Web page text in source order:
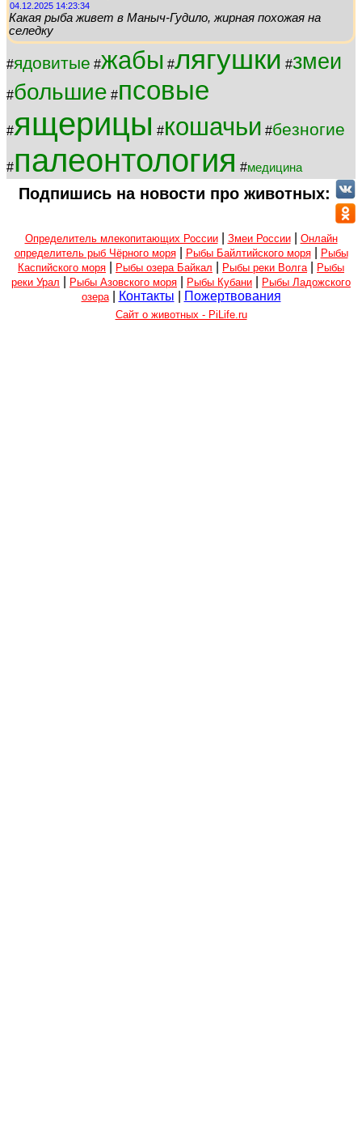
04.12.2025 14:23:34
Какая рыба живет в Маныч-Гудило, жирная похожая на
селедку
#ядовитые #жабы #лягушки #змеи
#большие #псовые
#ящерицы #кошачьи #безногие
#палеонтология #медицина
Подпишись на новости про животных:
Определитель млекопитающих России| Змеи России| Онлайн
определитель рыб Чёрного моря| Рыбы Байлтийского моря|
Рыбы
Каспийского моря
Рыбы озера Байкал Рыбы реки Волга
Рыбы
реки Урал
Рыбы Азовского моря Рыбы Кубани
Рыбы Ладожского
озера| Контакты Пожертвования
Сайт о животных - PiLife.ru